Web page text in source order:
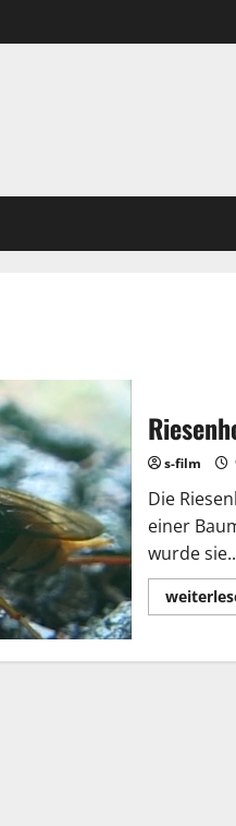
s-film
Die
einer
wurde